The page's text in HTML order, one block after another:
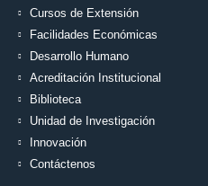
Cursos de Extensión
Facilidades Económicas
Desarrollo Humano
Acreditación Institucional
Biblioteca
Unidad de Investigación
Innovación
Contáctenos